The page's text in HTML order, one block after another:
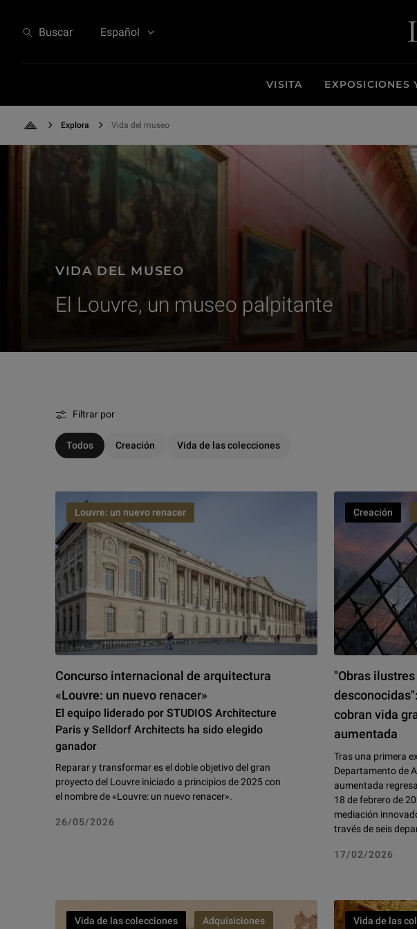
Buscar Español
VISITA EXPOSICIONES
Back to Home
Explora Vida del museo
VIDA DEL MUSEO
El Louvre, un museo palpitante
Filtrar por
Todos Creación Vida de las colecciones
Concurso internacional de arquitectura
«Louvre: un nuevo renacer»
El equipo liderado por STUDIOS Architecture
Paris y Selldorf Architects ha sido elegido
ganador
Reparar y transformar es el doble objetivo del gran
proyecto del Louvre iniciado a principios de 2025 con
el nombre de «Louvre: un nuevo renacer».
26/05/2026
Louvre: un nuevo renacer
"Obras
cobran vida
aumentada
Tras una primera
Departamento de
aumentada
18 de febrero de
mediación
través de seis
17/02/2026
Creación
Vida de las colecciones Adquisiciones Vida de las